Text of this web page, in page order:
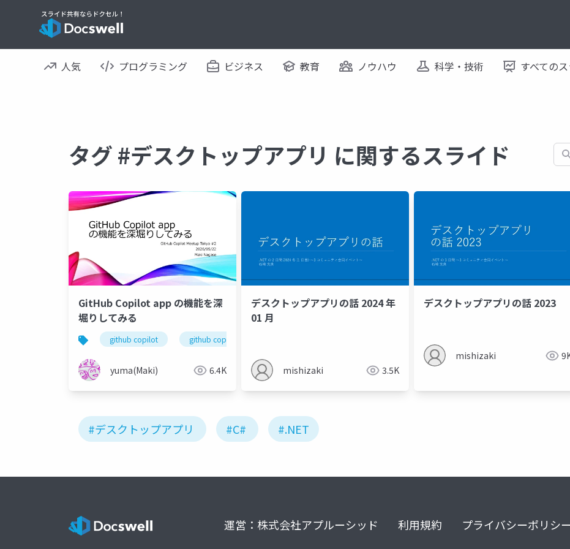
人気 プログラミング ビジネス 教育 ノウハウ 科学・技術 すべての
タグ #デスクトップアプリ に関するスライド 検索
GitHub Copilot app の機能を深
堀りしてみる
github copilot github copilot app
yuma(Maki) 6.4K
デスクトップアプリの話 2024 年
01 月
mishizaki 3.5K
デスクトップアプリの話 2023
mishizaki
#デスクトップアプリ #C# #.NET
運営：株式会社アプルーシッド 利用規約 プライバシーポリシ